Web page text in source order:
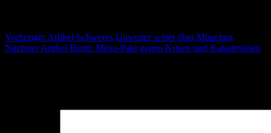
Beitragsnavigation
Vorheriger Artikel Schweres Unwetter wütet über München
Nächster Artikel Bund: Mega-Pakt gegen Krisen und Katastrophen